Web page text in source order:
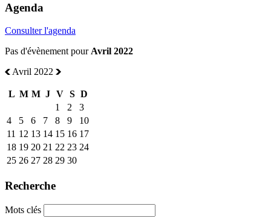
Agenda
Consulter l'agenda
Pas d'évènement pourAvril 2022
Avril 2022
L M M J V S D
1
2
3
4
5 6 7 8 9
10
11 12 13 14 15 16 17
18 19 20 21 22 23 24
25 26 27 28 29 30
Recherche
Mots clés